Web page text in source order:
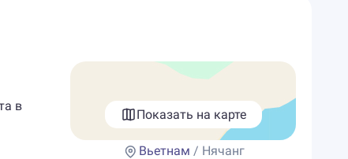
в
Показать на карте
Вьетнам / Нячанг